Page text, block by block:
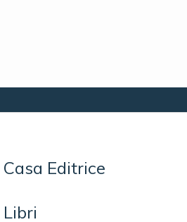
Casa Editrice
Libri